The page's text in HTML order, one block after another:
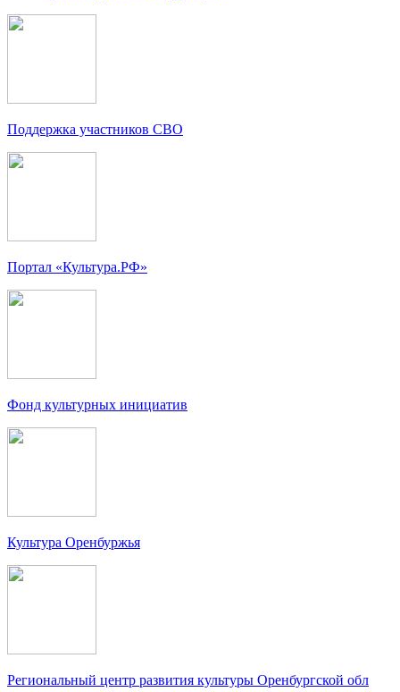
Поддержка участников СВО
Портал «Культура.РФ»
Фонд культурных инициатив
Культура Оренбуржья
Региональный центр развития культуры Оренбургской обл